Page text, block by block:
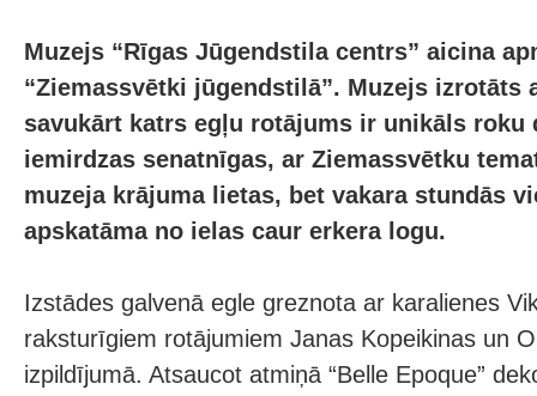
Muzejs “Rīgas Jūgendstila centrs” aicina
“Ziemassvētki jūgendstilā”. Muzejs izrotāts
savukārt katrs egļu rotājums ir unikāls roku
iemirdzas senatnīgas, ar Ziemassvētku
muzeja krājuma lietas, bet vakara stundās
apskatāma no ielas caur erkera logu.
Izstādes galvenā egle greznota ar karalienes
raksturīgiem rotājumiem Janas Kopeikinas un
izpildījumā. Atsaucot atmiņā “Belle Epoque”